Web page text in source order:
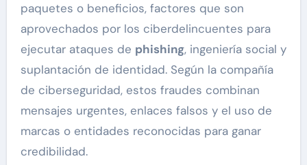
paquetes o beneficios, factores que son
aprovechados por los ciberdelincuentes para
ejecutar ataques de phishing, ingeniería social y
suplantación de identidad. Según la compañía
de ciberseguridad, estos fraudes combinan
mensajes urgentes, enlaces falsos y el uso de
marcas o entidades reconocidas para ganar
credibilidad.